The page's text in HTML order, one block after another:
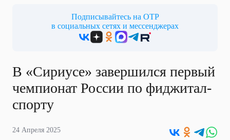
Подписывайтесь на ОТР
в социальных сетях и мессенджерах
В «Сириусе» завершился первый
чемпионат России по фиджитал-
спорту
24 Апреля 2025